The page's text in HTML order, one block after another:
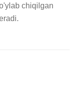
chiqilgan